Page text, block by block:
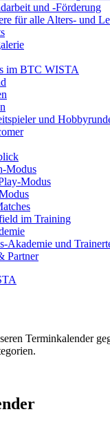
und -Förderung
für alle Alters- und
im BTC WISTA
und
Modus
Modus
im Training
Akademie und
Partner
Terminkalender